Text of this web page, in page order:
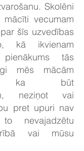
Skolēni
vecumam
šīs uzvedības
kā ikvienam
tās
mēs mācām
ka būt
neziņot vai
pret upuri nav
nevajadzētu
vai mūsu